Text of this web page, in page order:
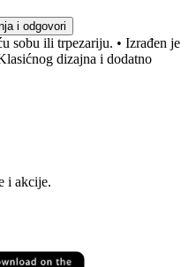
i odgovori
sobu ili trpezariju. • Izrađen je
dizajna i dodatno
i akcije.